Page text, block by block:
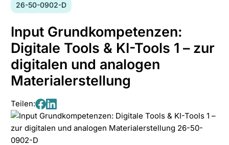
Kursnummer:
26-50-0902-D
Input Grundkompetenzen:
Digitale Tools & KI-Tools 1 – zur
digitalen und analogen
Materialerstellung
Teilen:
Teilen
auf
Facebook
Teilen
auf